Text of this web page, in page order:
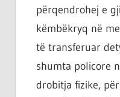
ta
përqendrohej e
këmbëkryq në
të transferuar
shumta policore
drobitja fizike,